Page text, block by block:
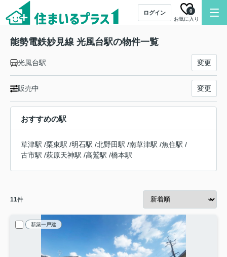
ログイン
お気に入り
0
能勢電鉄妙見線 光風台駅の物件一覧
光風台駅 変更
販売中 変更
おすすめの駅
草津駅 /栗東駅 /明石駅 /北野田駅 /南草津駅 /魚住駅 /
古市駅 /萩原天神駅 /高鷲駅 /橋本駅
11件
新築一戸建